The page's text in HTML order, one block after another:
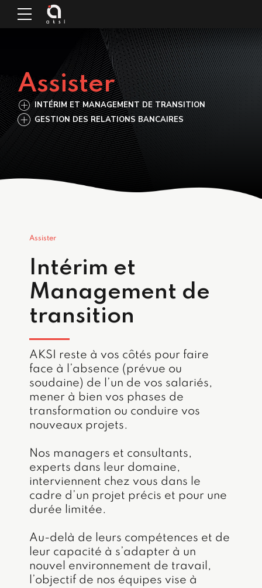
Assister
INTÉRIM ET MANAGEMENT DE TRANSITION
GESTION DES RELATIONS BANCAIRES
Assister
Intérim et
Management de
transition
AKSI reste à vos côtés pour faire
face à l’absence (prévue ou
soudaine) de l’un de vos salariés,
mener à bien vos phases de
transformation ou conduire vos
nouveaux projets.
Nos managers et consultants,
experts dans leur domaine,
interviennent chez vous dans le
cadre d’un projet précis et pour une
durée limitée.
Au-delà de leurs compétences et de
leur capacité à s’adapter à un
nouvel environnement de travail,
l’objectif de nos équipes vise à